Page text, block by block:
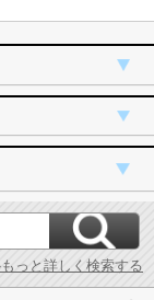
っと詳しく検索する